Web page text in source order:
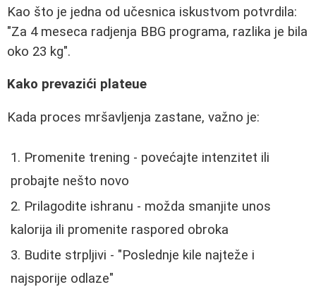
Kao što je jedna od učesnica iskustvom potvrdila:
"Za 4 meseca radjenja BBG programa, razlika je bila
oko 23 kg".
Kako prevazići plateue
Kada proces mršavljenja zastane, važno je:
Promenite trening - povećajte intenzitet ili
probajte nešto novo
Prilagodite ishranu - možda smanjite unos
kalorija ili promenite raspored obroka
Budite strpljivi - "Poslednje kile najteže i
najsporije odlaze"